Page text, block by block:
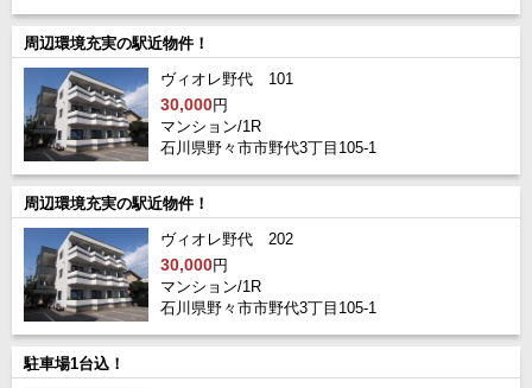
周辺環境充実の駅近物件！
ヴィオレ野代 101
30,000円
マンション/1R
石川県野々市市野代3丁目105-1
周辺環境充実の駅近物件！
ヴィオレ野代 202
30,000円
マンション/1R
石川県野々市市野代3丁目105-1
駐車場1台込！